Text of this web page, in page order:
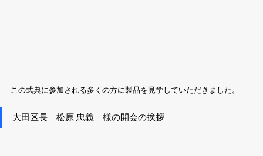
この式典に参加される多くの方に製品を見学していただきました。
大田区長　松原 忠義　様の開会の挨拶